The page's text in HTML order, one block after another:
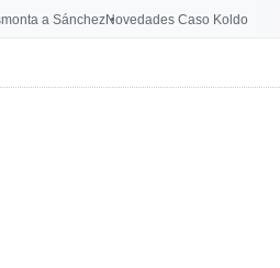
a SánchezNovedades Caso Koldo